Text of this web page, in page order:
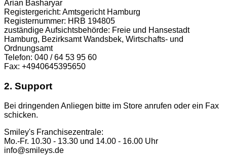
Arian Basharyar
Registergericht: Amtsgericht Hamburg
Registernummer: HRB 194805
zuständige Aufsichtsbehörde: Freie und Hansestadt
Hamburg, Bezirksamt Wandsbek, Wirtschafts- und
Ordnungsamt
Telefon: 040 / 64 53 95 60
Fax: +4940645395650
2. Support
Bei dringenden Anliegen bitte im Store anrufen oder ein Fax
schicken.
Smiley's Franchisezentrale:
Mo.-Fr. 10.30 - 13.30 und 14.00 - 16.00 Uhr
info@smileys.de